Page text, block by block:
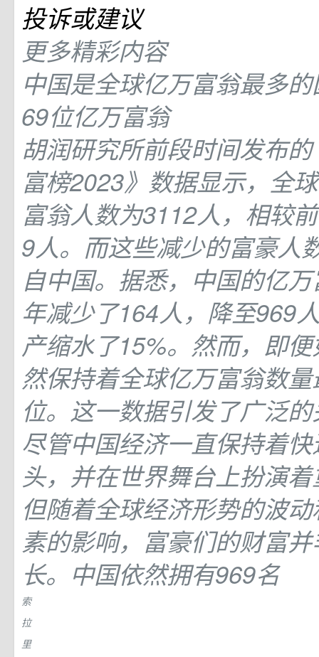
投诉或建议
更多精彩内容
中国是全球亿万富翁最多
69位亿万富翁
胡润研究所前段时间发布
富榜2023》数据显示，全
富翁人数为3112人，相较
9人。而这些减少的富豪人
自中国。据悉，中国的亿
年减少了164人，降至969
产缩水了15%。然而，即
然保持着全球亿万富翁数
位。这一数据引发了广泛
尽管中国经济一直保持着
头，并在世界舞台上扮演
但随着全球经济形势的波
素的影响，富豪们的财富
长。中国依然拥有969名
索
拉
里